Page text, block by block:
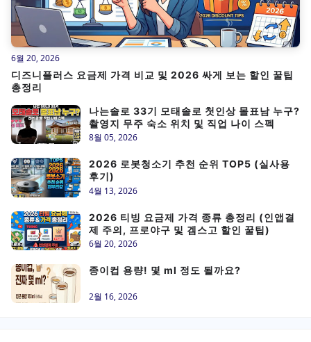
디즈니플러스 요금제 가격 비교 및 2026 싸게 보는 할인 꿀팁
총정리
6월 20, 2026
나는솔로 33기 모태솔로 첫인상 몰표남 누구?
촬영지 무주 숙소 위치 및 직업 나이 스펙
8월 05, 2026
2026 로봇청소기 추천 순위 TOP5 (실사용
후기)
4월 13, 2026
2026 티빙 요금제 가격 종류 총정리 (인앱결
제 주의, 프로야구 및 겜스고 할인 꿀팁)
6월 20, 2026
종이컵 용량! 몇 ml 정도 될까요?
2월 16, 2026